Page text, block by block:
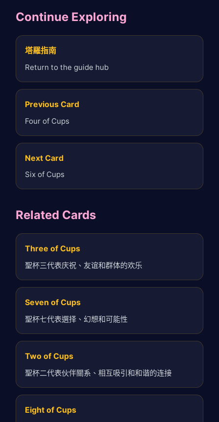
Continue Exploring
塔羅指南
Return to the guide hub
Previous Card
Four of Cups
Next Card
Six of Cups
Related Cards
Three of Cups
聖杯三代表庆祝、友谊和群体的欢乐
Seven of Cups
聖杯七代表選择、幻想和可能性
Two of Cups
聖杯二代表伙伴關系、相互吸引和和谐的连接
Eight of Cups